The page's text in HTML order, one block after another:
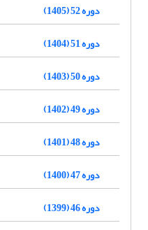
دوره 52 (1405)
دوره 51 (1404)
دوره 50 (1403)
دوره 49 (1402)
دوره 48 (1401)
دوره 47 (1400)
دوره 46 (1399)